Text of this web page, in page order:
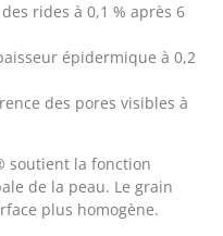
rides à 0,1 % après 6
épidermique à 0,2
des pores visibles à
soutient la fonction
de la peau. Le grain
plus homogène.